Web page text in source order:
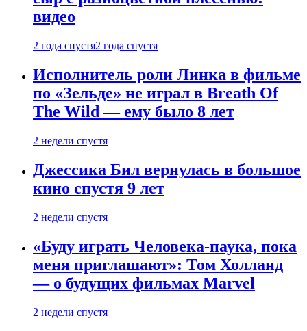
видео
2 года спустя2 года спустя
Исполнитель роли Линка в фильме
по «Зельде» не играл в Breath Of
The Wild — ему было 8 лет
2 недели спустя
Джессика Бил вернулась в большое
кино спустя 9 лет
2 недели спустя
«Буду играть Человека-паука, пока
меня приглашают»: Том Холланд
— о будущих фильмах Marvel
2 недели спустя